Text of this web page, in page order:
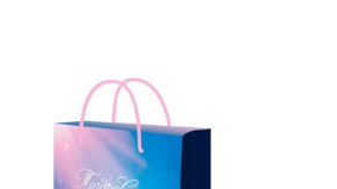
Добавить